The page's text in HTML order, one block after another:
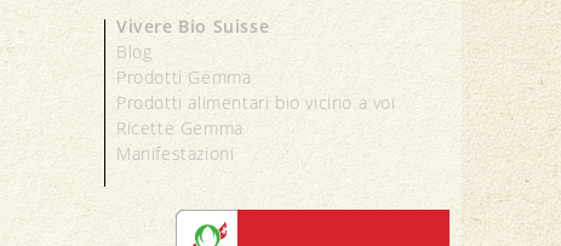
Vivere Bio Suisse
Blog
Prodotti Gemma
Prodotti alimentari bio vicino a voi
Ricette Gemma
Manifestazioni